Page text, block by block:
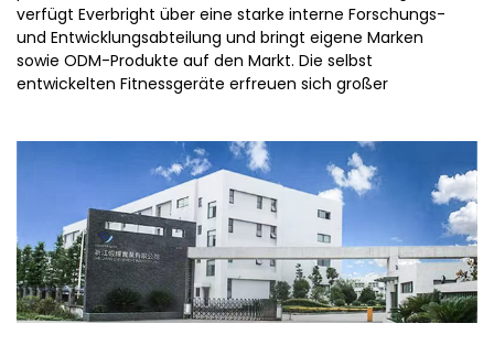
verfügt Everbright über eine starke interne Forschungs-
und Entwicklungsabteilung und bringt eigene Marken
sowie ODM-Produkte auf den Markt. Die selbst
entwickelten Fitnessgeräte erfreuen sich großer
sowie der Chengdu-Ausstellung in China präsentiert.
Zhejiang Everbright Industry ist bestrebt, den
Marktanforderungen gerecht zu werden, und freut sich
darauf, mit weiteren Partnern für eine gemeinsame
erfolgreiche Zukunft zusammenzuarbeiten.